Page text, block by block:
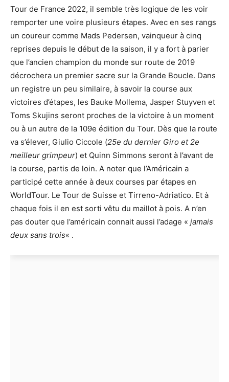
Tour de France 2022, il semble très logique de les voir
remporter une voire plusieurs étapes. Avec en ses rangs
un coureur comme Mads Pedersen, vainqueur à cinq
reprises depuis le début de la saison, il y a fort à parier
que l’ancien champion du monde sur route de 2019
décrochera un premier sacre sur la Grande Boucle. Dans
un registre un peu similaire, à savoir la course aux
victoires d’étapes, les Bauke Mollema, Jasper Stuyven et
Toms Skujins seront proches de la victoire à un moment
ou à un autre de la 109e édition du Tour. Dès que la route
va s’élever, Giulio Ciccole (25e du dernier Giro et 2e
meilleur grimpeur) et Quinn Simmons seront à l’avant de
la course, partis de loin. A noter que l’Américain a
participé cette année à deux courses par étapes en
WorldTour. Le Tour de Suisse et Tirreno-Adriatico. Et à
chaque fois il en est sorti vêtu du maillot à pois. A n’en
pas douter que l’américain connait aussi l’adage « jamais
deux sans trois« .